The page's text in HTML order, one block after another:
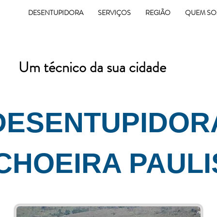
DESENTUPIDORA SERVIÇOS REGIÃO QUEM
Um técnico da sua cidade